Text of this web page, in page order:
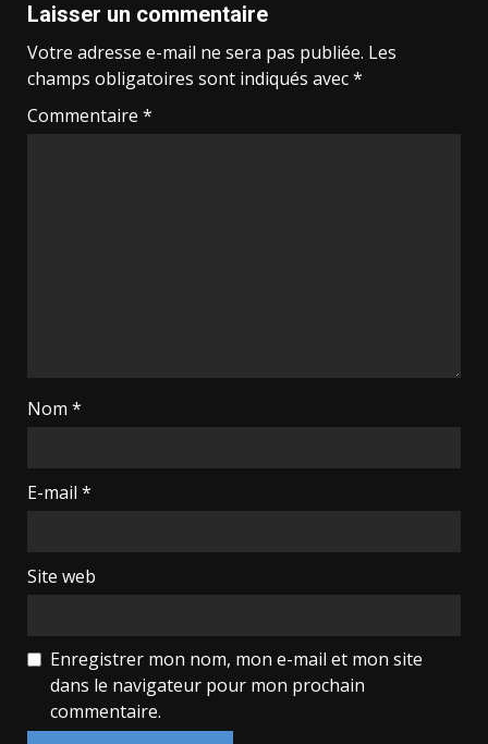
Laisser un commentaire
Votre adresse e-mail ne sera pas publiée. Les
champs obligatoires sont indiqués avec*
Commentaire *
Nom *
E-mail *
Site web
Enregistrer mon nom, mon e-mail et mon site
dans le navigateur pour mon prochain
commentaire.